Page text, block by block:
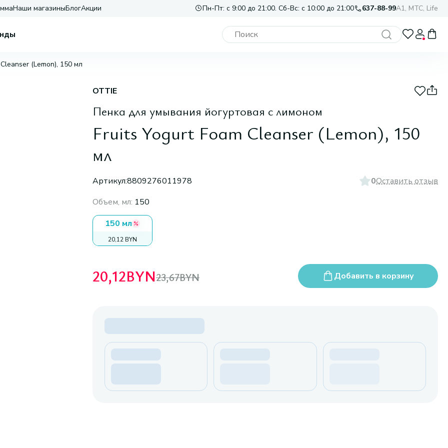
Наши магазиныБлогАкции Пн-Пт: с 9:00 до 21:00. Сб-Вс: с 10:00 до 21:00 637-88-99A1, МТС, Life
(Lemon), 150 мл
OTTIE
Пенка для умывания йогуртовая с лимоном
Fruits Yogurt Foam Cleanser (Lemon), 150
мл
Артикул:8809276011978 0Оставить отзыв
Объем, мл: 150
150 мл
20,12 BYN
20,12BYN23,67BYN Добавить в корзину